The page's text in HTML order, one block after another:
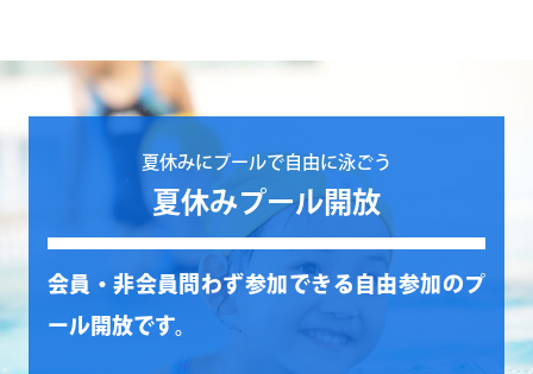
夏休みにプールで自由に泳ごう
夏休みプール開放
会員・非会員問わず参加できる自由参加のプ
ール開放です。